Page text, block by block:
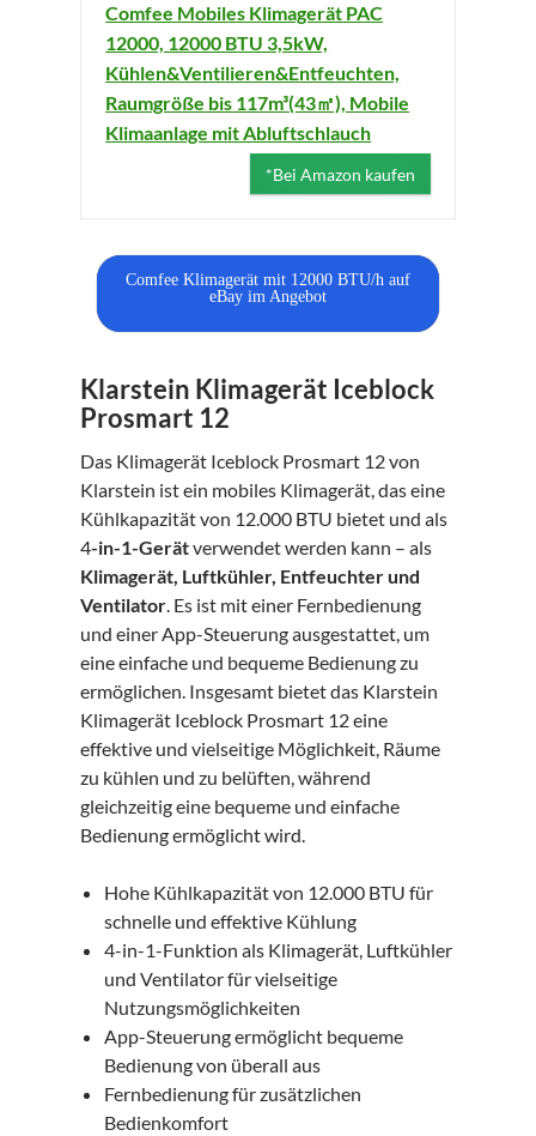
Comfee Mobiles Klimagerät PAC
12000, 12000 BTU 3,5kW,
Kühlen&Ventilieren&Entfeuchten,
Raumgröße bis 117m³(43㎡), Mobile
Klimaanlage mit Abluftschlauch
*Bei Amazon kaufen
Comfee Klimagerät mit 12000 BTU/h auf
eBay im Angebot
Klarstein Klimagerät Iceblock
Prosmart 12
Das Klimagerät Iceblock Prosmart 12 von
Klarstein ist ein mobiles Klimagerät, das eine
Kühlkapazität von 12.000 BTU bietet und als
4-in-1-Gerätverwendet werden kann – als
Klimagerät, Luftkühler, Entfeuchter und
Ventilator. Es ist mit einer Fernbedienung
und einer App-Steuerung ausgestattet, um
eine einfache und bequeme Bedienung zu
ermöglichen. Insgesamt bietet das Klarstein
Klimagerät Iceblock Prosmart 12 eine
effektive und vielseitige Möglichkeit, Räume
zu kühlen und zu belüften, während
gleichzeitig eine bequeme und einfache
Bedienung ermöglicht wird.
Hohe Kühlkapazität von 12.000 BTU für
schnelle und effektive Kühlung
4-in-1-Funktion als Klimagerät, Luftkühler
und Ventilator für vielseitige
Nutzungsmöglichkeiten
App-Steuerung ermöglicht bequeme
Bedienung von überall aus
Fernbedienung für zusätzlichen
Bedienkomfort